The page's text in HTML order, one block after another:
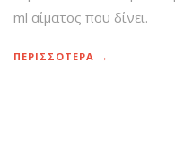
ml αίματος που δίνει.
ΠΕΡΙΣΣΟΤΕΡΑ →